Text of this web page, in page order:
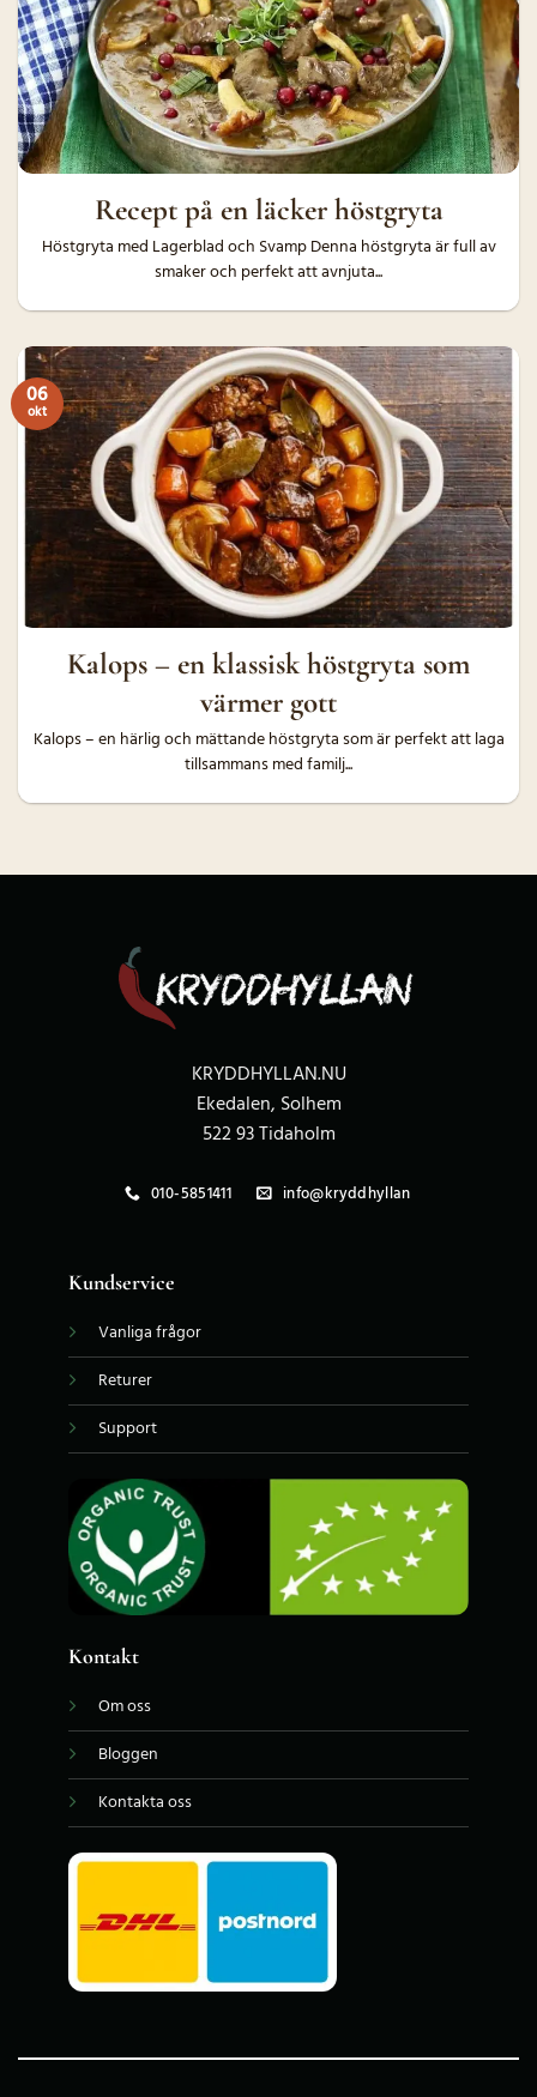
Recept på en läcker höstgryta
Höstgryta med Lagerblad och Svamp Denna höstgryta är full av
smaker och perfekt att avnjuta...
Kalops – en klassisk höstgryta som
värmer gott
Kalops – en härlig och mättande höstgryta som är perfekt att laga
tillsammans med familj...
06
okt
KRYDDHYLLAN.NU
Ekedalen, Solhem
522 93 Tidaholm
010-5851411 info@kryddhyllan
Kundservice
Vanliga frågor
Returer
Support
Kontakt
Om oss
Bloggen
Kontakta oss